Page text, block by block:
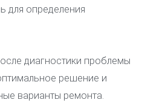
для определения
диагностики проблемы
решение и
варианты ремонта.